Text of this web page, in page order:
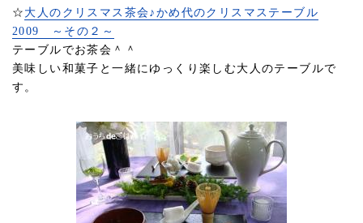
☆ 大人のクリスマス茶会♪かめ代のクリスマステーブル
2009 ～その２～
テーブルでお茶会＾＾
美味しい和菓子と一緒にゆっくり楽しむ大人のテーブルで
す。